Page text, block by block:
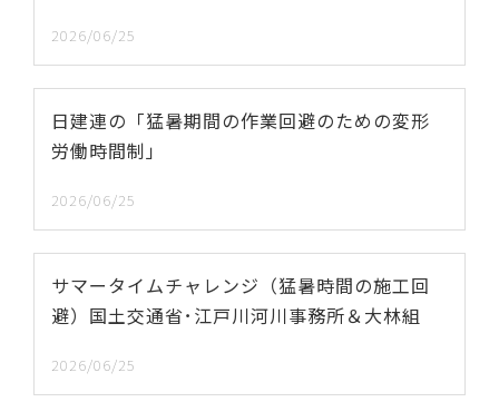
2026/06/25
日建連の「猛暑期間の作業回避のための変形
労働時間制」
2026/06/25
サマータイムチャレンジ（猛暑時間の施工回
避）国土交通省･江戸川河川事務所＆大林組
2026/06/25